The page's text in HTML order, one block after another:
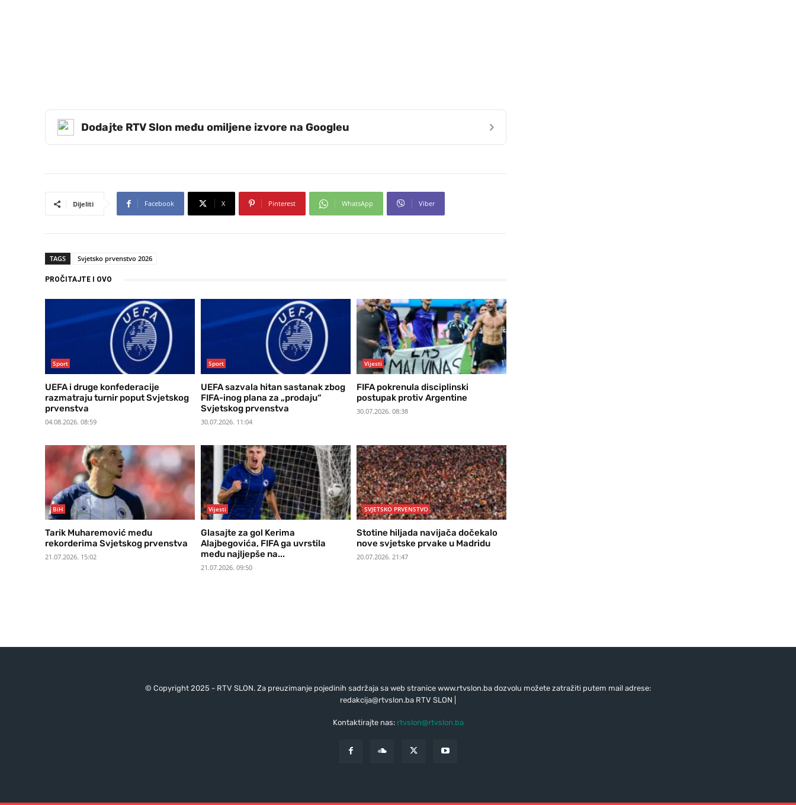
Dodajte RTV Slon među omiljene izvore na Googleu ›
Dijeliti Facebook X Pinterest WhatsApp Viber
TAGS Svjetsko prvenstvo 2026
PROČITAJTE I OVO
Sport
UEFA i druge konfederacije
razmatraju turnir poput Svjetskog
prvenstva
04.08.2026. 08:59
Sport
UEFA sazvala hitan sastanak zbog
FIFA-inog plana za „prodaju“
Svjetskog prvenstva
30.07.2026. 11:04
Vijesti
FIFA pokrenula disciplinski
postupak protiv Argentine
30.07.2026. 08:38
BiH
Tarik Muharemović među
rekorderima Svjetskog prvenstva
21.07.2026. 15:02
Vijesti
Glasajte za gol Kerima
Alajbegovića, FIFA ga uvrstila
među najljepše na...
21.07.2026. 09:50
SVJETSKO PRVENSTVO
Stotine hiljada navijača dočekalo
nove svjetske prvake u Madridu
20.07.2026. 21:47
© Copyright 2025 - RTV SLON. Za preuzimanje pojedinih sadržaja sa web stranice www.rtvslon.ba dozvolu možete zatražiti putem mail adrese:
redakcija@rtvslon.baRTV SLON |
Kontaktirajte nas: rtvslon@rtvslon.ba